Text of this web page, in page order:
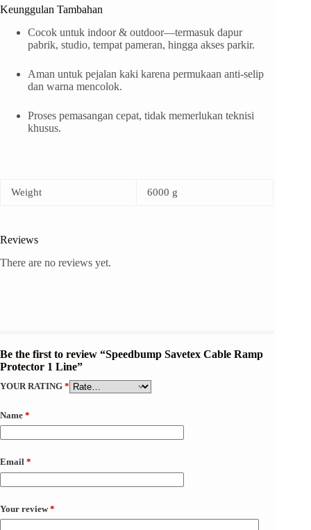
Keunggulan Tambahan
Cocok untuk indoor & outdoor—termasuk dapur
pabrik, studio, tempat pameran, hingga akses parkir.
Aman untuk pejalan kaki karena permukaan anti-selip
dan warna mencolok.
Proses pemasangan cepat, tidak memerlukan teknisi
khusus.
Weight 6000 g
Reviews
There are no reviews yet.
Be the first to review “Speedbump Savetex Cable Ramp
Protector 1 Line”
YOUR RATING *
Name *
Email *
Your review*